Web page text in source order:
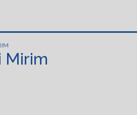
Mirim